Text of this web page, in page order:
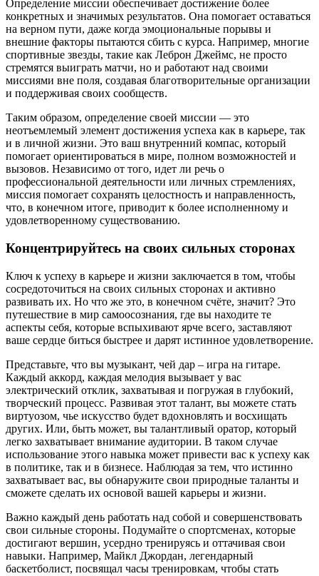
Определение миссии обеспечивает достижение более
конкретных и значимых результатов. Она помогает оставаться
на верном пути, даже когда эмоциональные порывы и
внешние факторы пытаются сбить с курса. Например, многие
спортивные звезды, такие как Леброн Джеймс, не просто
стремятся выиграть матчи, но и работают над своими
миссиями вне поля, создавая благотворительные организации
и поддерживая своих сообществ.
Таким образом, определение своей миссии — это
неотъемлемый элемент достижения успеха как в карьере, так
и в личной жизни. Это ваш внутренний компас, который
помогает ориентироваться в мире, полном возможностей и
вызовов. Независимо от того, идет ли речь о
профессиональной деятельности или личных стремлениях,
миссия помогает сохранять целостность и направленность,
что, в конечном итоге, приводит к более исполненному и
удовлетворенному существованию.
Концентрируйтесь на своих сильных сторонах
Ключ к успеху в карьере и жизни заключается в том, чтобы
сосредоточиться на своих сильных сторонах и активно
развивать их. Но что же это, в конечном счёте, значит? Это
путешествие в мир самоосознания, где вы находите те
аспекты себя, которые вспыхивают ярче всего, заставляют
ваше сердце биться быстрее и дарят истинное удовлетворение.
Представьте, что вы музыкант, чей дар – игра на гитаре.
Каждый аккорд, каждая мелодия вызывает у вас
электрический отклик, захватывая и погружая в глубокий,
творческий процесс. Развивая этот талант, вы можете стать
виртуозом, чье искусство будет вдохновлять и восхищать
других. Или, быть может, вы талантливый оратор, который
легко захватывает внимание аудитории. В таком случае
использование этого навыка может привести вас к успеху как
в политике, так и в бизнесе. Наблюдая за тем, что истинно
захватывает вас, вы обнаружите свои природные таланты и
сможете сделать их основой вашей карьеры и жизни.
Важно каждый день работать над собой и совершенствовать
свои сильные стороны. Подумайте о спортсменах, которые
достигают вершин, усердно тренируясь и оттачивая свои
навыки. Например, Майкл Джордан, легендарный
баскетболист, посвящал часы тренировкам, чтобы стать